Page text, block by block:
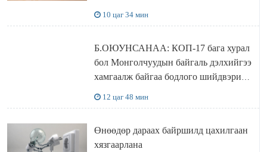
10 цаг 34 мин
Б.ОЮУНСАНАА: КОП-17 бага хурал
бол Монголчуудын байгаль дэлхийгээ
хамгаалж байгаа бодлого шийдвэрийг
12 цаг 48 мин
Өнөөдөр дараах байршилд цахилгаан
хязгаарлана